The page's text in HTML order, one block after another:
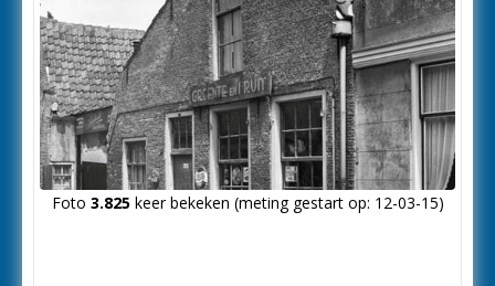
Foto 3.825keer bekeken (meting gestart op: 12-03-15)